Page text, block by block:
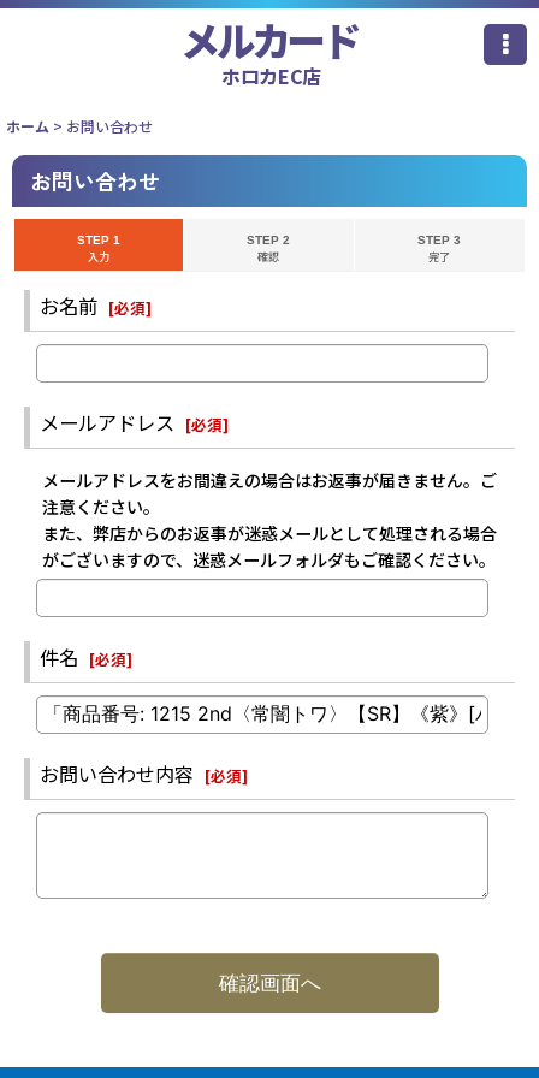
メルカード
ホロカEC店
ホーム > お問い合わせ
お問い合わせ
STEP 1
入力
STEP 2
確認
STEP 3
完了
お名前 [必須]
メールアドレス [必須]
メールアドレスをお間違えの場合はお返事が届きません。ご
注意ください。
また、弊店からのお返事が迷惑メールとして処理される場合
がございますので、迷惑メールフォルダもご確認ください。
件名 [必須]
お問い合わせ内容 [必須]
確認画面へ